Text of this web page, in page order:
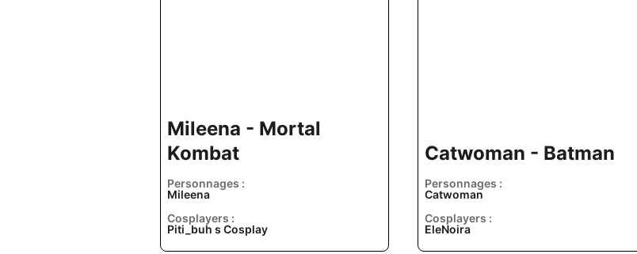
Mileena - Mortal
Kombat
Personnages :
Mileena
Cosplayers :
Piti_buh s Cosplay
Catwoman - Batman
Personnages :
Catwoman
Cosplayers :
EleNoira